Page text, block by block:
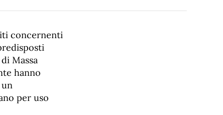
concernenti
Massa
hanno
per uso